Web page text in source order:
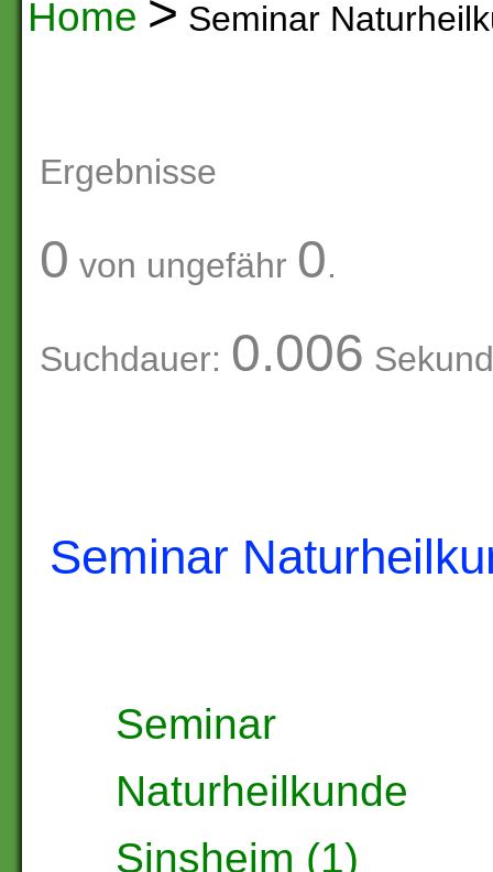
Home > Seminar
Ergebnisse
0 von ungefähr 0.
Suchdauer: 0.006
Seminar
Seminar
Naturheilkunde
Sinsheim (1)